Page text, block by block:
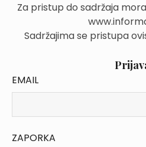
Za pristup do sadržaja
Sadržajima se pristupa
EMAIL
ZAPORKA